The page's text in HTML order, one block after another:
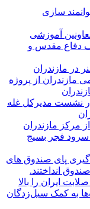
توانمند سازی
آموزشی
دفاع مقدس و
در مازندران
مازندران از پروژه
نشست مدیرکل غله
سرود فجر بسیج
گیری پای صندوق های
انداختند.
ایران را بالا
به کمک سیل‌زدگان